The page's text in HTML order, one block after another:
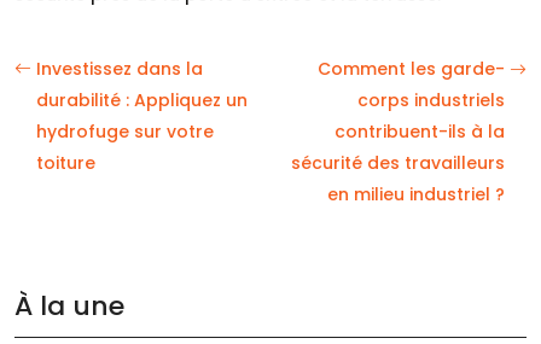
Investissez dans la
durabilité : Appliquez un
hydrofuge sur votre
toiture
Comment les garde-
corps industriels
contribuent-ils à la
sécurité des travailleurs
en milieu industriel ?
À la une